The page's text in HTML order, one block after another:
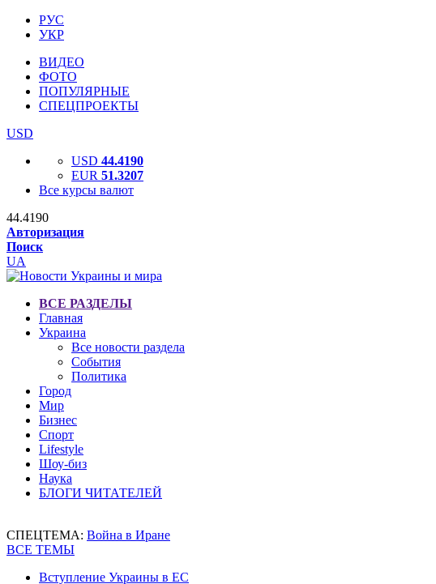
РУС
УКР
ВИДЕО
ФОТО
ПОПУЛЯРНЫЕ
СПЕЦПРОЕКТЫ
USD
USD 44.4190
EUR 51.3207
Все курсы валют
44.4190
Авторизация
Поиск
UA
ВСЕ РАЗДЕЛЫ
Главная
Украина
Все новости раздела
События
Политика
Город
Мир
Бизнес
Спорт
Lifestyle
Шоу-биз
Наука
БЛОГИ ЧИТАТЕЛЕЙ
СПЕЦТЕМА: Война в Иране
ВСЕ ТЕМЫ
Вступление Украины в ЕС